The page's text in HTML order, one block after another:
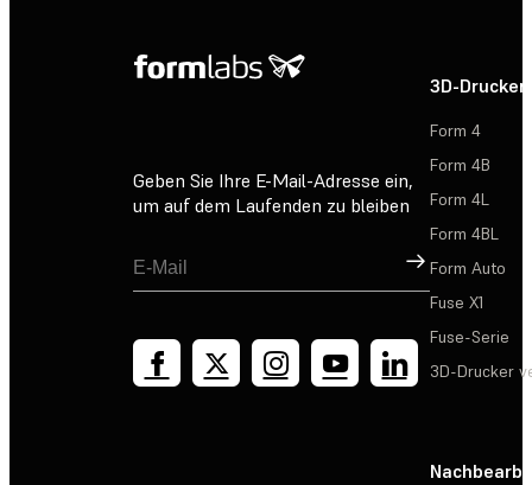
Geben Sie Ihre E-Mail-Adresse ein,
um auf dem Laufenden zu bleiben
Registrieren
3D-Drucker
Form 4
Form 4B
Form 4L
Form 4BL
Form Auto
Fuse X1
Fuse-Serie
3D-Drucker